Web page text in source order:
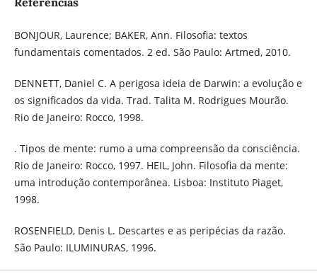
BONJOUR, Laurence; BAKER, Ann. Filosofia: textos
fundamentais comentados. 2 ed. São Paulo: Artmed, 2010.
DENNETT, Daniel C. A perigosa ideia de Darwin: a evolução e
os significados da vida. Trad. Talita M. Rodrigues Mourão.
Rio de Janeiro: Rocco, 1998.
. Tipos de mente: rumo a uma compreensão da consciência.
Rio de Janeiro: Rocco, 1997. HEIL, John. Filosofia da mente:
uma introdução contemporânea. Lisboa: Instituto Piaget,
1998.
ROSENFIELD, Denis L. Descartes e as peripécias da razão.
São Paulo: ILUMINURAS, 1996.